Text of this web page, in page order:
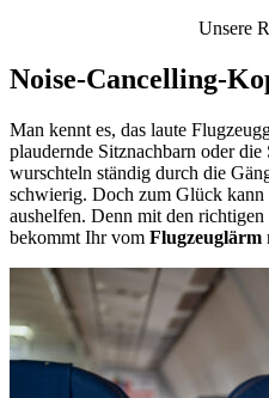
Unsere
Noise-Cancelling-
Man kennt es, das laute
plaudernde Sitznachbarn oder die
wurschteln ständig durch die
schwierig. Doch zum Glück kann
aushelfen. Denn mit den
bekommt Ihr vom Flugzeuglärm